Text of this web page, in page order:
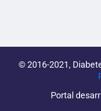
© 2016-2021,
Portal